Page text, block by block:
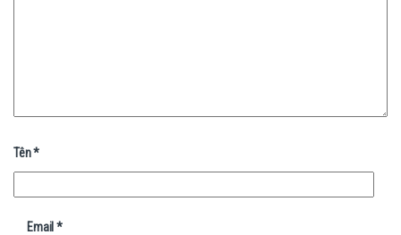
Tên*
Email*